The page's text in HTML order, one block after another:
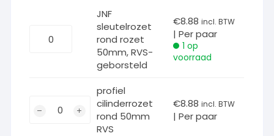
sleutelrozet
JNF
sleutelrozet
rond rozet
50mm, RVS-
geborsteld
€8.88 incl. BTW
| Per paar
1 op
voorraad
cilinderrozet
profiel
cilinderrozet
rond 50mm
RVS
€8.88 incl. BTW
| Per paar